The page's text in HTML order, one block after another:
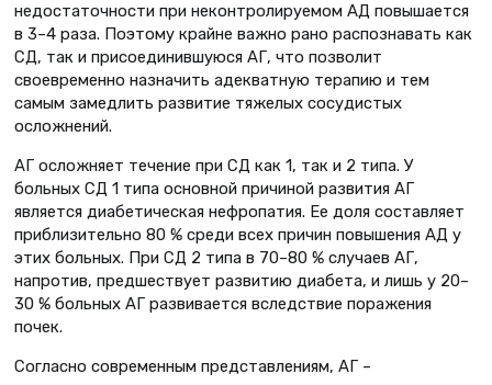
недостаточности при неконтролируемом АД повышается
в 3–4 раза. Поэтому крайне важно рано распознавать как
СД, так и присоединившуюся АГ, что позволит
своевременно назначить адекватную терапию и тем
самым замедлить развитие тяжелых сосудистых
осложнений.
АГ осложняет течение при СД как 1, так и 2 типа. У
больных СД 1 типа основной причиной развития АГ
является диабетическая нефропатия. Ее доля составляет
приблизительно 80 % среди всех причин повышения АД у
этих больных. При СД 2 типа в 70–80 % случаев АГ,
напротив, предшествует развитию диабета, и лишь у 20–
30 % больных АГ развивается вследствие поражения
почек.
Согласно современным представлениям, АГ –